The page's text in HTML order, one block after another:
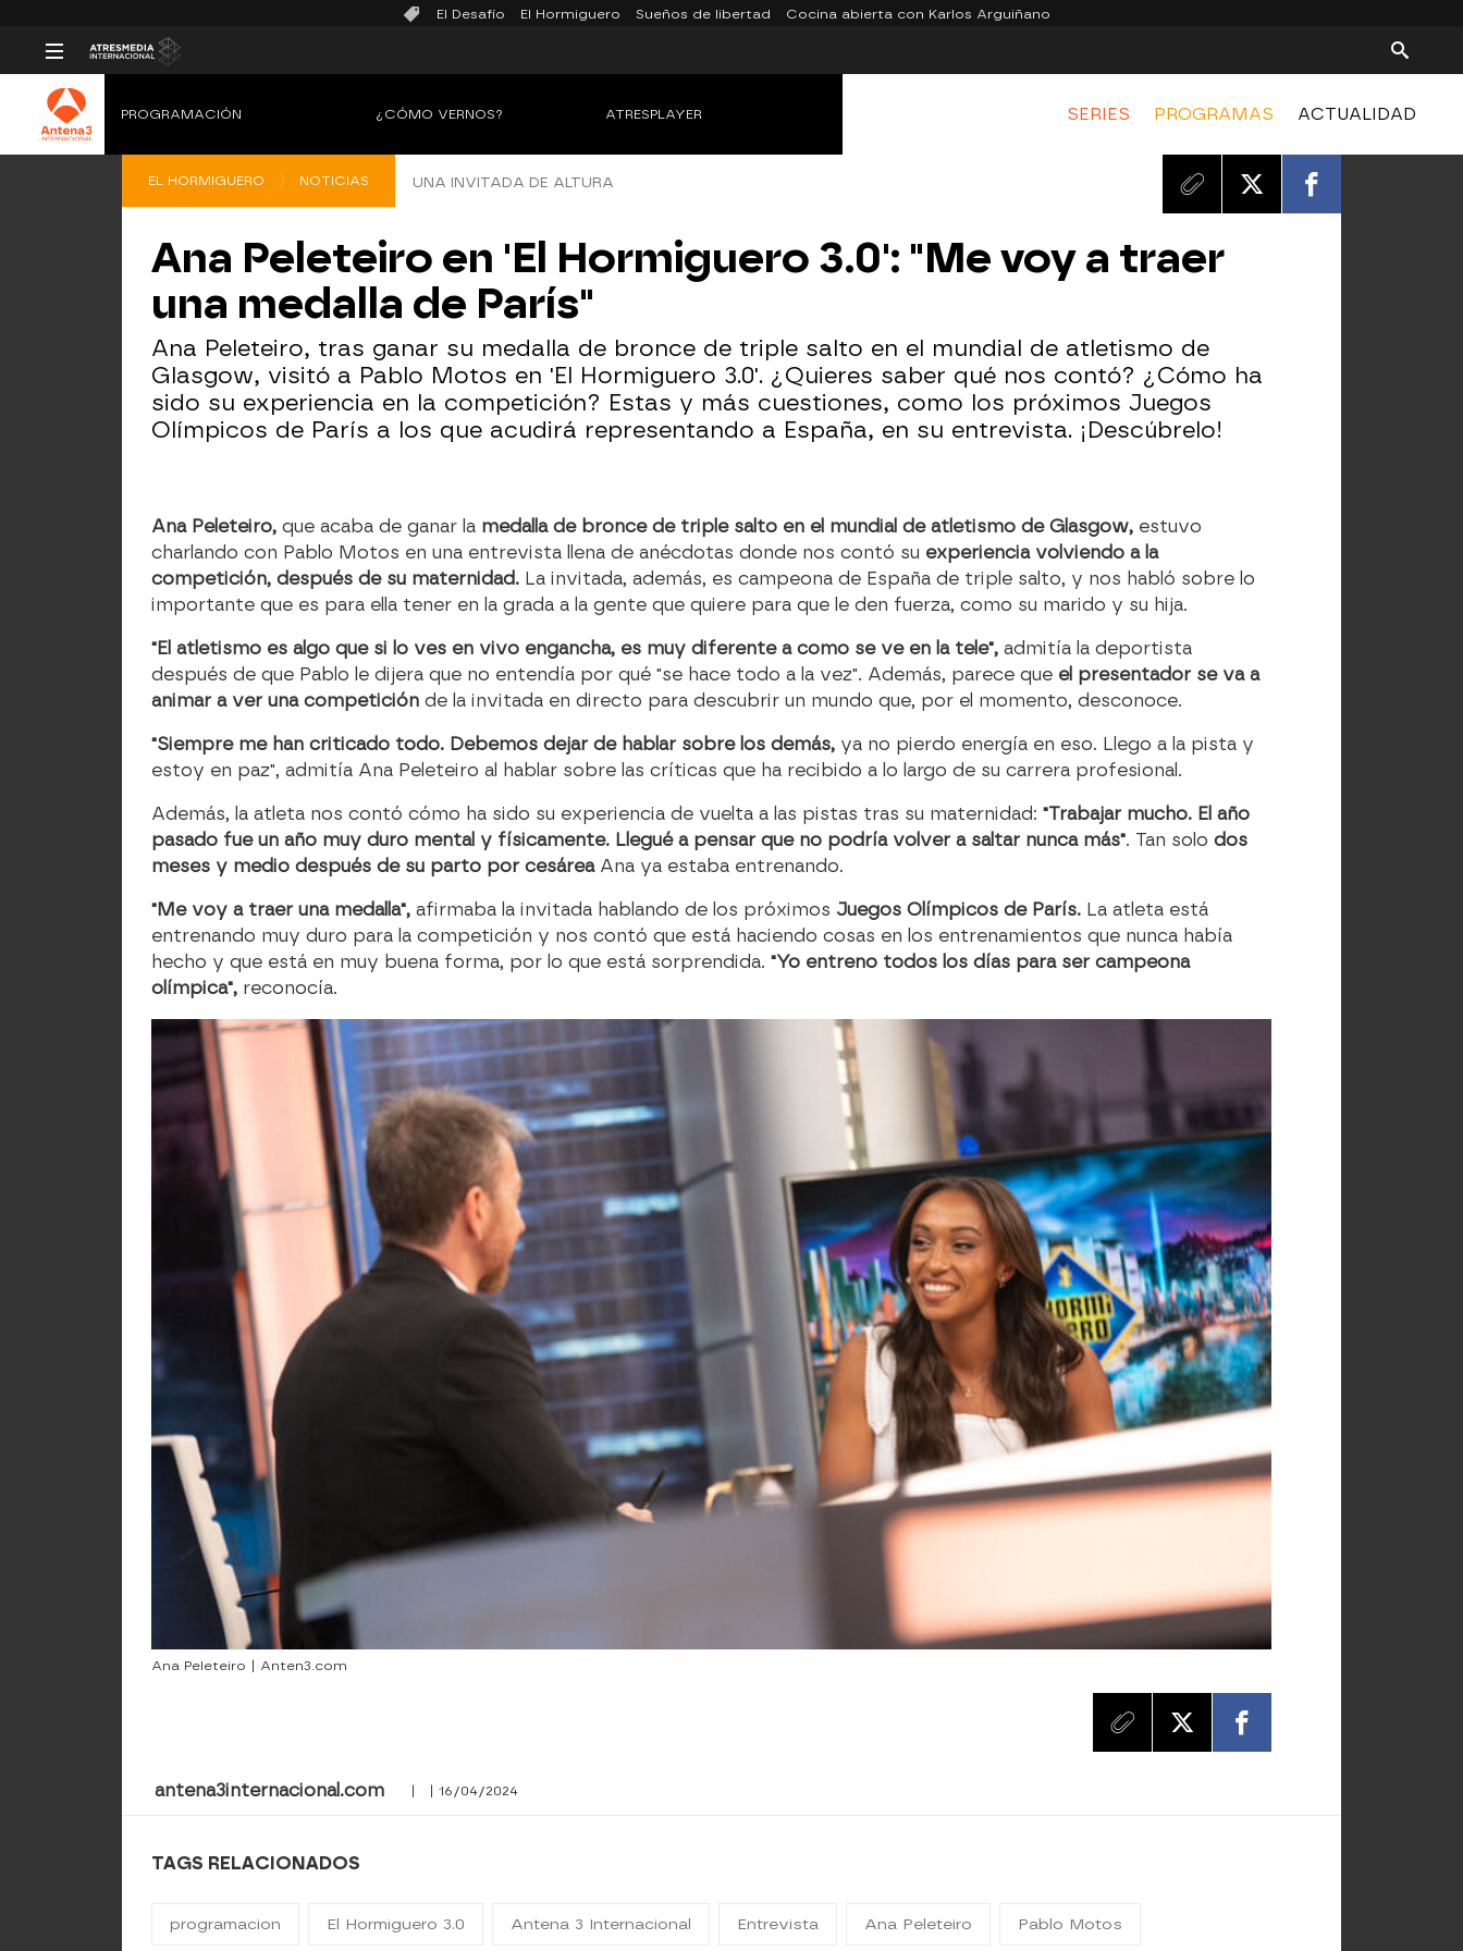
El Desafío El Hormiguero Sueños de libertad Cocina abierta con Karlos Arguiñano
SERIES PROGRAMAS ACTUALIDAD
PROGRAMACIÓN ¿CÓMO VERNOS? ATRESPLAYER
EL HORMIGUERO NOTICIAS UNA INVITADA DE ALTURA
Ana Peleteiro en 'El Hormiguero 3.0': "Me voy a traer
una medalla de París"
Ana Peleteiro, tras ganar su medalla de bronce de triple salto en el mundial de atletismo de
Glasgow, visitó a Pablo Motos en 'El Hormiguero 3.0'. ¿Quieres saber qué nos contó? ¿Cómo ha
sido su experiencia en la competición? Estas y más cuestiones, como los próximos Juegos
Olímpicos de París a los que acudirá representando a España, en su entrevista. ¡Descúbrelo!
Ana Peleteiro,que acaba de ganar la medalla de bronce de triple salto en el mundial de atletismo de Glasgow, estuvo
charlando con Pablo Motos en una entrevista llena de anécdotas donde nos contó su experiencia volviendo a la
competición, después de su maternidad. La invitada, además, es campeona de España de triple salto, y nos habló sobre lo
importante que es para ella tener en la grada a la gente que quiere para que le den fuerza, como su marido y su hija.
"El atletismo es algo que si lo ves en vivo engancha, es muy diferente a como se ve en la tele",admitía la deportista
después de que Pablo le dijera que no entendía por qué "se hace todo a la vez". Además, parece que el presentador se va a
animar a ver una competiciónde la invitada en directo para descubrir un mundo que, por el momento, desconoce.
"Siempre me han criticado todo. Debemos dejar de hablar sobre los demás, ya no pierdo energía en eso. Llego a la pista y
estoy en paz", admitía Ana Peleteiro al hablar sobre las críticas que ha recibido a lo largo de su carrera profesional.
Además, la atleta nos contó cómo ha sido su experiencia de vuelta a las pistas tras su maternidad:"Trabajar mucho. El año
pasado fue un año muy duro mental y físicamente. Llegué a pensar que no podría volver a saltar nunca más". Tan solodos
meses y medio después de su parto por cesárea Ana ya estaba entrenando.
"Me voy a traer una medalla",afirmaba la invitada hablando de los próximos Juegos Olímpicos de París. La atleta está
entrenando muy duro para la competición y nos contó que está haciendo cosas en los entrenamientos que nunca había
hecho y que está en muy buena forma, por lo que está sorprendida."Yo entreno todos los días para ser campeona
olímpica", reconocía.
Ana Peleteiro | Anten3.com
antena3internacional.com | | 16/04/2024
TAGS RELACIONADOS
programacion El Hormiguero 3.0 Antena 3 Internacional Entrevista Ana Peleteiro Pablo Motos